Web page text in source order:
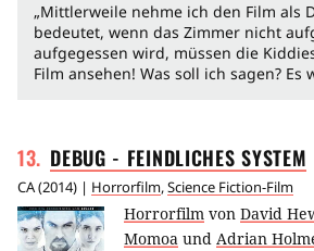
„Mittlerweile nehme ich den Film als
bedeutet, wenn das Zimmer nicht
aufgegessen wird, müssen die
Film ansehen! Was soll ich sagen? Es
13. DEBUG - FEINDLICHESSYSTEM
CA(2014) | Horrorfilm,Science Fiction-Film
Horrorfilm von David
Momoa und Adrian